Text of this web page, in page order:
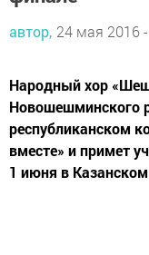
автор, 24 мая 2016
Народный хор
Новошешминского
республиканском
вместе» и примет
1 июня в